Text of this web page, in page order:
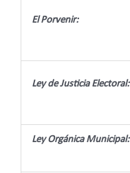
El Porvenir:
Ley de Justicia Electoral:
Ley Orgánica Municipal: